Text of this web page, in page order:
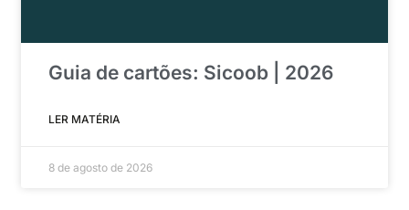
Guia de cartões: Sicoob | 2026
LER MATÉRIA
8 de agosto de 2026